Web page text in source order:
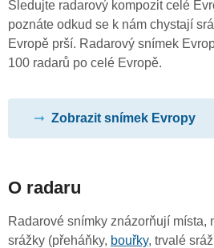
Sledujte radarový kompozit celé
poznáte odkud se k nám chystají
Evropě prší. Radarový snímek
100 radarů po celé Evropě.
Zobrazit snímek Evropy
O radaru
Radarové snímky znázorňují místa,
srážky (přeháňky, bouřky, trvalé